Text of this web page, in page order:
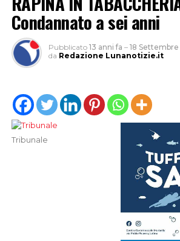
Condannato a sei anni
Pubblicato 13 anni fa – 18 Settembre
da Redazione Lunanotizie.it
Tribunale